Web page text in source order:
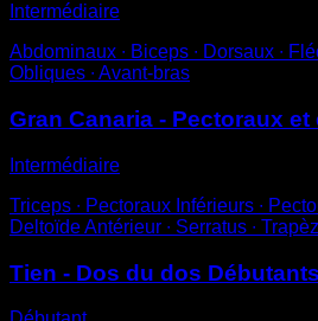
Intermédiaire
Abdominaux ∙ Biceps ∙ Dorsaux ∙
Obliques ∙ Avant-bras
Gran Canaria - Pectoraux et
Intermédiaire
Triceps ∙ Pectoraux Inférieurs ∙
Deltoïde Antérieur ∙ Serratus ∙
Tien - Dos du dos Débutants